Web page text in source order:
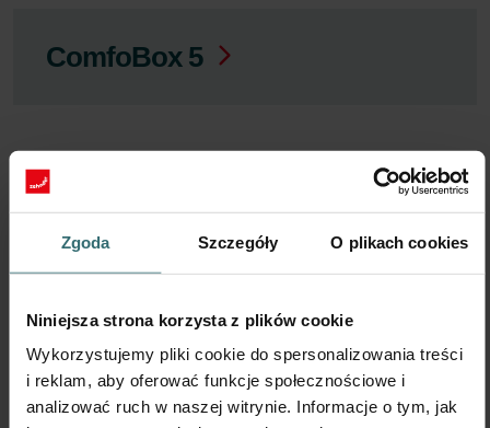
Zgoda Szczegóły O plikach cookies
Niniejsza strona korzysta z plików cookie
Wykorzystujemy pliki cookie do spersonalizowania treści
i reklam, aby oferować funkcje społecznościowe i
analizować ruch w naszej witrynie. Informacje o tym, jak
ComfoBox 5
ComfoBox Q